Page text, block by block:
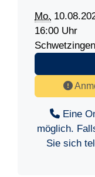
Mo.
16:00 Uhr
Schwetzingen
Eine
möglich.
Sie sich